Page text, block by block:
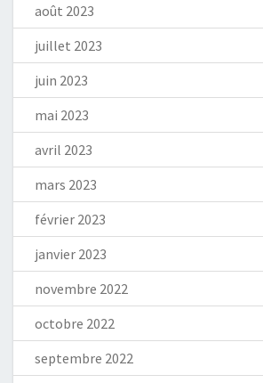
août 2023
juillet 2023
juin 2023
mai 2023
avril 2023
mars 2023
février 2023
janvier 2023
novembre 2022
octobre 2022
septembre 2022